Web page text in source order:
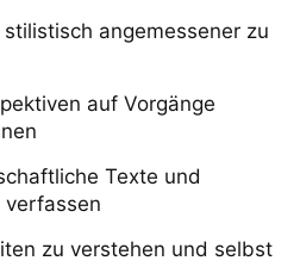
angemessener zu
auf Vorgänge
Texte und
verfassen
zu verstehen und selbst